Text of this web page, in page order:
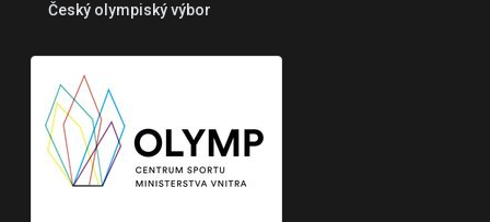
Český olympiský výbor